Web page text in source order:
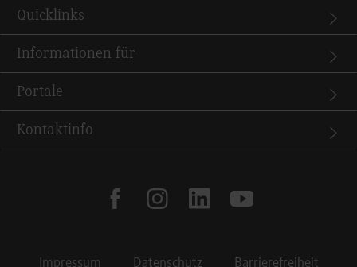
Quicklinks
Informationen für
Portale
Kontaktinfo
facebookinstagramlinkedin youtube